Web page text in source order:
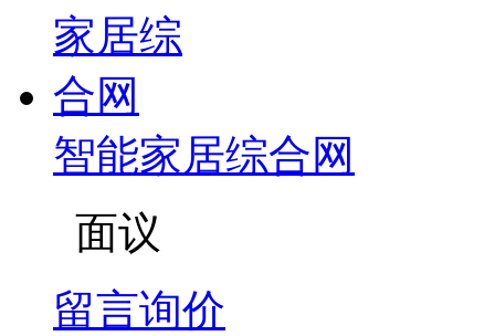
智能家居综合网
面议
留言询价